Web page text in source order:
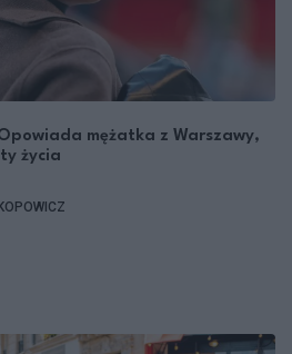
mężatka z Warszawy,
życia